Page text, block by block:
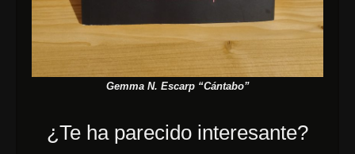
Gemma N. Escarp “Cántabo”
¿Te ha parecido interesante?